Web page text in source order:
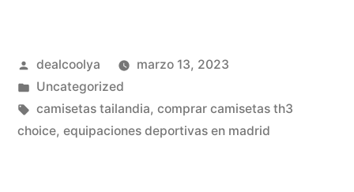
Publicado
por
dealcoolya
marzo 13, 2023
Publicado
en
Uncategorized
Etiquetas:
camisetas tailandia, comprar camisetas th3
choice, equipaciones deportivas en madrid